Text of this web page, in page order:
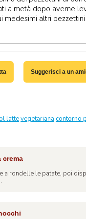
a metà dopo averne
altri
Suggerisci a un
lattevegetariana contorno
crema
a rondelle le patate, poi